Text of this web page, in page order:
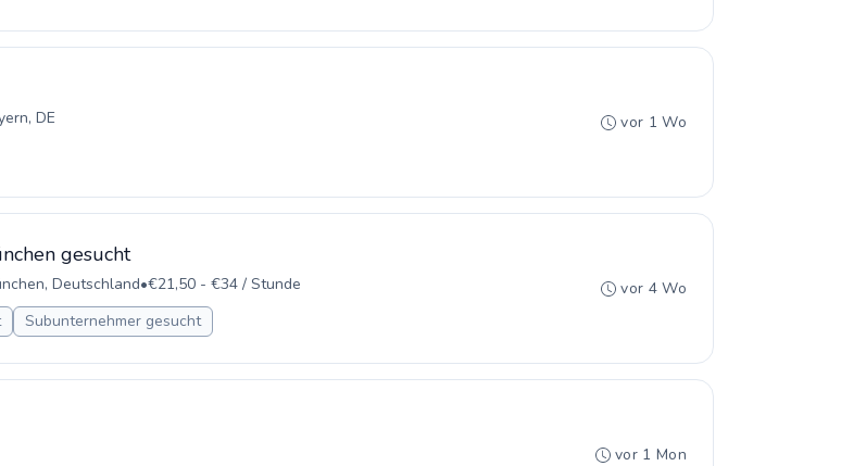
DE
vor 1 Wo
gesucht
Deutschland•€21,50 - €34 / Stunde
Subunternehmer gesucht
vor 4 Wo
vor 1 Mon